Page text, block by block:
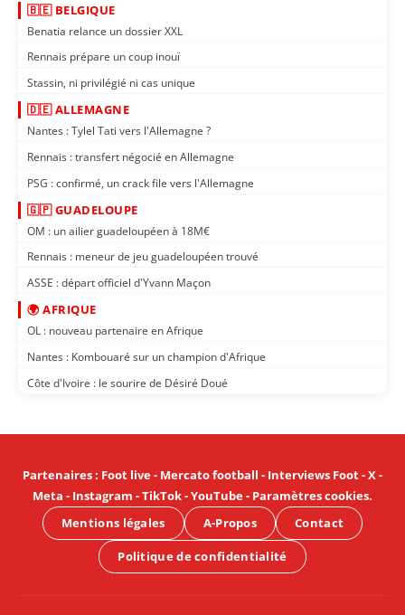
🇧🇪 BELGIQUE
Benatia relance un dossier XXL
Rennais prépare un coup inouï
Stassin, ni privilégié ni cas unique
🇩🇪 ALLEMAGNE
Nantes : Tylel Tati vers l'Allemagne ?
Rennais : transfert négocié en Allemagne
PSG : confirmé, un crack file vers l'Allemagne
🇬🇵 GUADELOUPE
OM : un ailier guadeloupéen à 18M€
Rennais : meneur de jeu guadeloupéen trouvé
ASSE : départ officiel d'Yvann Maçon
🌍 AFRIQUE
OL : nouveau partenaire en Afrique
Nantes : Kombouaré sur un champion d'Afrique
Côte d'Ivoire : le sourire de Désiré Doué
Partenaires: Foot live- Mercato football - Interviews Foot-X-
Meta - Instagram -TikTok-YouTube- Paramètres cookies.
Mentions légales
A-Propos Contact
Politique de confidentialité